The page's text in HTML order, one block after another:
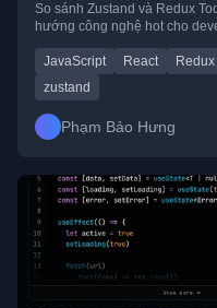
So sánh Zustand và Redux
hướng công nghệ hot cho
JavaScript React
zustand
Phạm Bảo Hưng